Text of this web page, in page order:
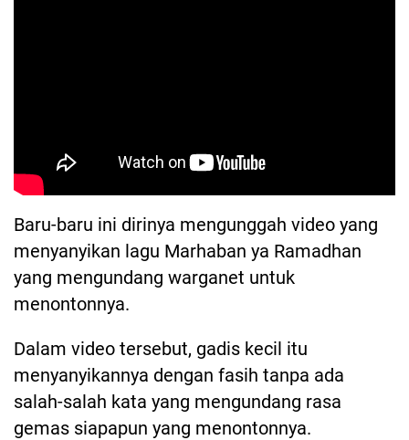
Baru-baru ini dirinya mengunggah video yang
menyanyikan lagu Marhaban ya Ramadhan
yang mengundang warganet untuk
menontonnya.
Dalam video tersebut, gadis kecil itu
menyanyikannya dengan fasih tanpa ada
salah-salah kata yang mengundang rasa
gemas siapapun yang menontonnya.